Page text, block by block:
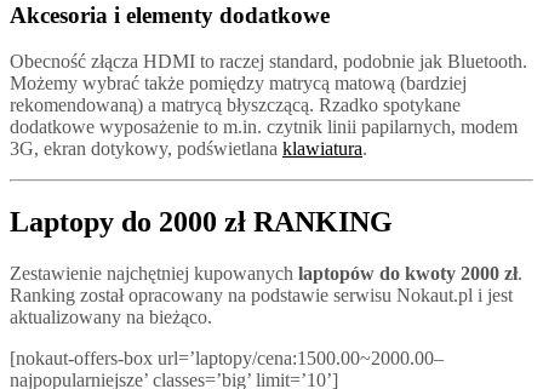
Akcesoria i elementy dodatkowe
Obecność złącza HDMI to raczej standard, podobnie jak Bluetooth.
Możemy wybrać także pomiędzy matrycą matową (bardziej
rekomendowaną) a matrycą błyszczącą. Rzadko spotykane
dodatkowe wyposażenie to m.in. czytnik linii papilarnych, modem
3G, ekran dotykowy, podświetlana klawiatura.
Laptopy do 2000 zł RANKING
Zestawienie najchętniej kupowanych laptopów do kwoty 2000 zł.
Ranking został opracowany na podstawie serwisu Nokaut.pl i jest
aktualizowany na bieżąco.
[nokaut-offers-box url=’laptopy/cena:1500.00~2000.00–
najpopularniejsze’ classes=’big’ limit=’10’]